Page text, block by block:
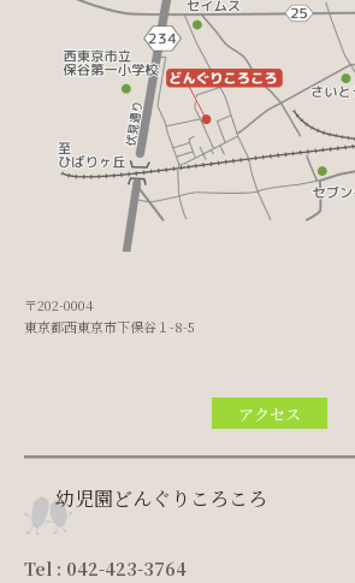
〒202-0004
東京都西東京市下保谷１-8-5
アクセス
幼児園どんぐりころころ
Tel : 042-423-3764